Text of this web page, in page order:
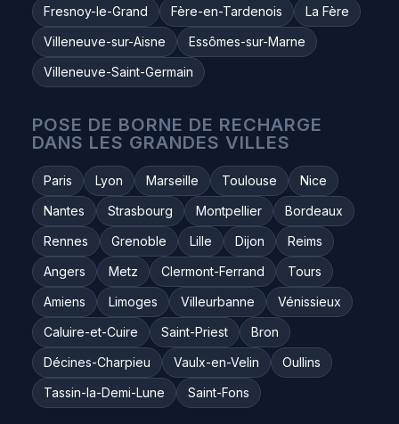
Fresnoy-le-Grand
Fère-en-Tardenois
La Fère
Villeneuve-sur-Aisne
Essômes-sur-Marne
Villeneuve-Saint-Germain
POSE DE BORNE DE RECHARGE
DANS LES GRANDES VILLES
Paris Lyon Marseille Toulouse
Nice
Nantes
Strasbourg Montpellier
Bordeaux
Rennes
Grenoble Lille Dijon
Reims
Angers
Metz Clermont-Ferrand
Tours
Amiens
Limoges Villeurbanne
Vénissieux
Caluire-et-Cuire
Saint-Priest
Bron
Décines-Charpieu
Vaulx-en-Velin
Oullins
Tassin-la-Demi-Lune
Saint-Fons